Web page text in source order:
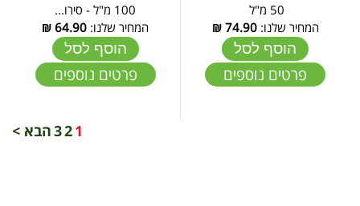
50 מ"ל
המחיר שלנו:74.90
₪
הוסף לסל
פרטים נוספים
100 מ"ל - סירו...
המחיר שלנו: 64.90
₪
הוסף לסל
פרטים נוספים
1
2
3הבא >